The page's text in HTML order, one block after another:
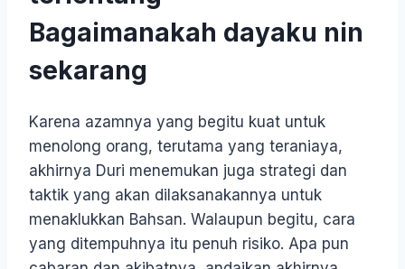
Bagaimanakah dayaku nin
sekarang
Karena azamnya yang begitu kuat untuk
menolong orang, terutama yang teraniaya,
akhirnya Duri menemukan juga strategi dan
taktik yang akan dilaksanakannya untuk
menaklukkan Bahsan. Walaupun begitu, cara
yang ditempuhnya itu penuh risiko. Apa pun